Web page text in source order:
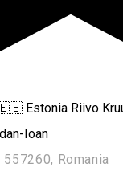
Riivo
Ioan
Romania